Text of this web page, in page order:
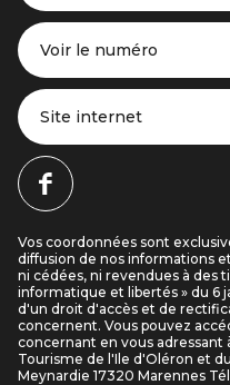
Voir le numéro
Site internet
Vos coordonnées sont
diffusion de nos informations
ni cédées, ni revendues à des
informatique et libertés » du 6
d'un droit d'accès et de
concernent. Vous pouvez
concernant en vous
Tourisme de l'Ile d'Oléron et
Meynardie 17320 Marennes